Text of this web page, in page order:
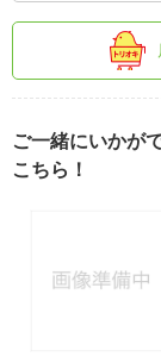
ご一緒にいかが
こちら！